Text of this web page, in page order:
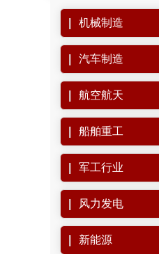
机械制造
汽车制造
航空航天
船舶重工
军工行业
风力发电
新能源